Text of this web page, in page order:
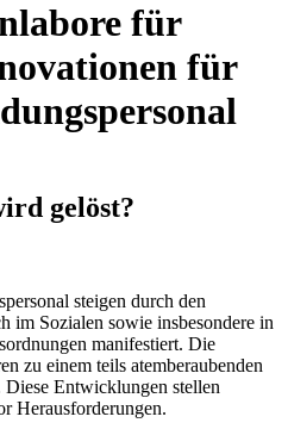
für
für
gelöst?
steigen durch den
im Sozialen sowie insbesondere in
manifestiert. Die
zu einem teils atemberaubenden
Entwicklungen stellen
Herausforderungen.